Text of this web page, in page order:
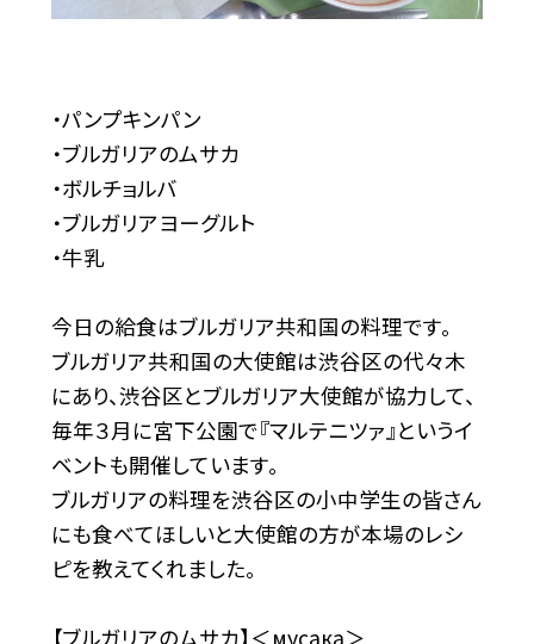
・パンプキンパン
・ブルガリアのムサカ
・ボルチョルバ
・ブルガリアヨーグルト
・牛乳
今日の給食はブルガリア共和国の料理です。
ブルガリア共和国の大使館は渋谷区の代々木
にあり、渋谷区とブルガリア大使館が協力して、
毎年３月に宮下公園で『マルテニツァ』というイ
ベントも開催しています。
ブルガリアの料理を渋谷区の小中学生の皆さん
にも食べてほしいと大使館の方が本場のレシ
ピを教えてくれました。
【ブルガリアのムサカ】＜мусака＞